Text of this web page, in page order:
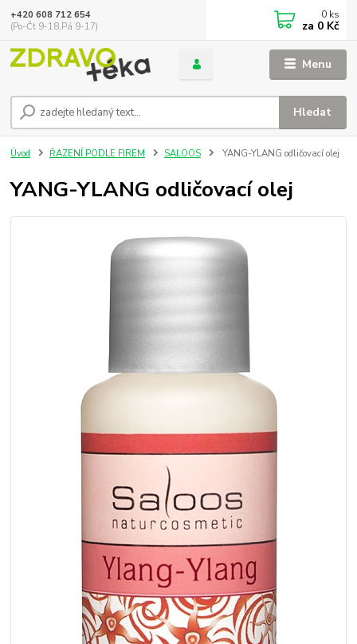
Menu
Hledat
+420 608 712 654
(Po-Čt 9-18,Pá 9-17)
0 ks
za 0 Kč
Úvod ŘAZENÍ PODLE FIREM SALOOS YANG-YLANG odličovací olej
YANG-YLANG odličovací olej